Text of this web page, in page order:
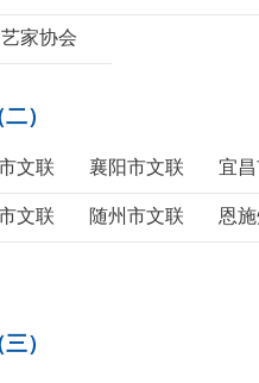
家协会
）
文联 襄阳市文联 宜
文联 随州市文联 恩
）